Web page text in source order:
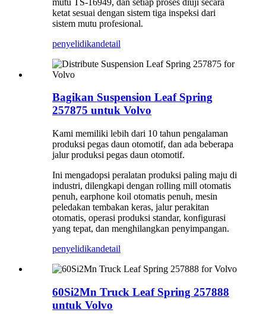
ketat sesuai dengan sistem tiga inspeksi dari
sistem mutu profesional.
penyelidikandetail
Bagikan Suspension Leaf Spring
257875 untuk Volvo
Kami memiliki lebih dari 10 tahun pengalaman
produksi pegas daun otomotif, dan ada beberapa
jalur produksi pegas daun otomotif.
Ini mengadopsi peralatan produksi paling maju di
industri, dilengkapi dengan rolling mill otomatis
penuh, earphone koil otomatis penuh, mesin
peledakan tembakan keras, jalur perakitan
otomatis, operasi produksi standar, konfigurasi
yang tepat, dan menghilangkan penyimpangan.
penyelidikandetail
60Si2Mn Truck Leaf Spring 257888
untuk Volvo